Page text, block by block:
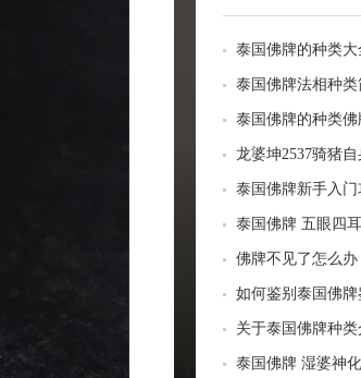
泰国佛牌的种类
泰国佛牌法相种
泰国佛牌的种类佛
龙婆坤2537骑猪
泰国佛牌新手入
泰国佛牌 五眼四
佛牌不见了怎么办
如何鉴别泰国佛
关于泰国佛牌种
哪些种类！
泰国佛牌 湿婆神